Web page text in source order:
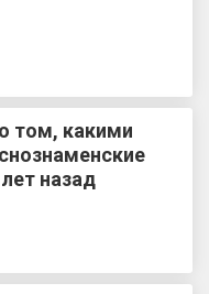
том, какими
назад